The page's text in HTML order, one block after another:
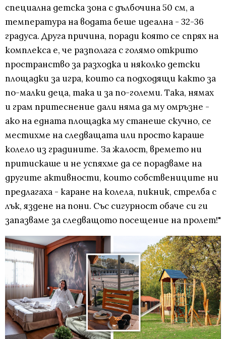
специална детска зона с дълбочина 50 см, а
температура на водата беше идеална - 32-36
градуса. Друга причина, поради която се спрях на
комплекса е, че разполага с голямо открито
пространство за разходка и няколко детски
площадки за игра, които са подходящи както за
по-малки деца, така и за по-големи. Така, нямах
и грам притеснение дали няма да му омръзне -
ако на едната площадка му станеше скучно, се
местихме на следващата или просто караше
колело из градините. За жалост, времето ни
притискаше и не успяхме да се порадваме на
другите активности, които собствениците ни
предлагаха - каране на колела, пикник, стрелба с
лък, яздене на пони. Със сигурност обаче си ги
запазваме за следващото посещение на пролет!"